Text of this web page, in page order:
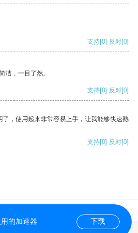
支持[0] 反对[0]
洁，一目了然。
支持[0] 反对[0]
了，使用起来非常容易上手，让我能够快速熟
支持[0] 反对[0]
的加速器 下载